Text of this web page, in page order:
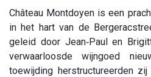
Château Montdoyen is een
in het hart van de
geleid door Jean‑Paul en
verwaarloosde wijngoed
toewijding herstructureerden